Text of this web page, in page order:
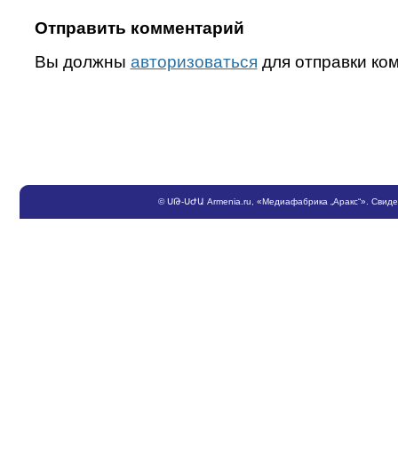
Отправить комментарий
Вы должны авторизоваться для отправки
©ՍԹ-ՍԺԱ Armenia.ru , «Медиафабрика „Аракс“».